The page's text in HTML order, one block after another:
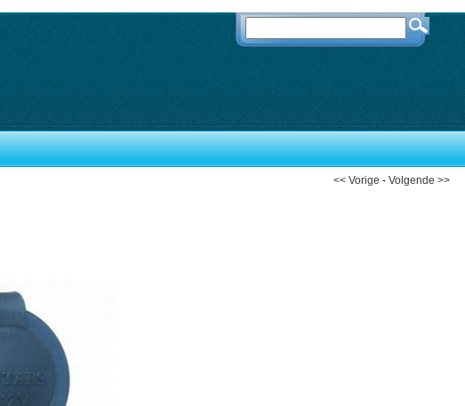
<< Vorige - Volgende >>